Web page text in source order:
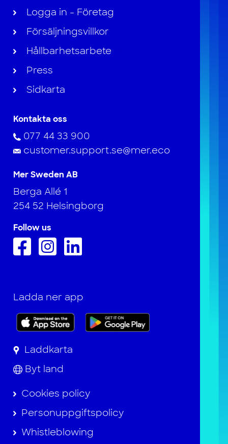
Ladda ner app
Laddkarta
Byt land
Cookies policy
Personuppgiftspolicy
Whistleblowing
Logga in - Företag
Försäljningsvillkor
Hållbarhetsarbete
Press
Sidkarta
Kontakta oss
077 44 33 900
customer.support.se@mer.eco
Mer Sweden AB
Berga Allé 1
254 52 Helsingborg
Follow us